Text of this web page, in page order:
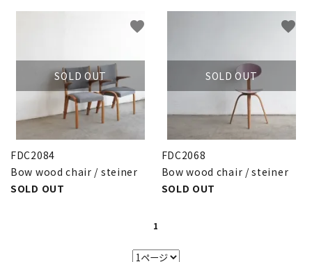
ドア
その他
SOLD OUT
FDC2084
Bow wood chair / steiner
SOLD OUT
favorite
SOLD OUT
FDC2068
Bow wood chair / steiner
SOLD OUT
favorite
1